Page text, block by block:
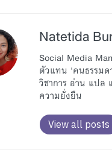
Natetida
Social Media
ตัวแทน 'คนธรรม
วิชาการ อ่าน แปล
ความยั่งยืน
View all posts